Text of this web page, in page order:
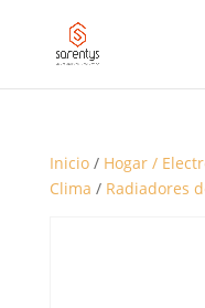
PRODUCTOS
Inicio/ Hogar /
Clima / Radiadores